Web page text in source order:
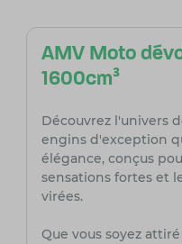
AMV Moto
1600cm³
Découvrez l'univers
engins d'exception
élégance, conçus
sensations fortes et
virées.
Que vous soyez